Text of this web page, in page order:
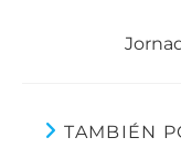
TAMBIÉN